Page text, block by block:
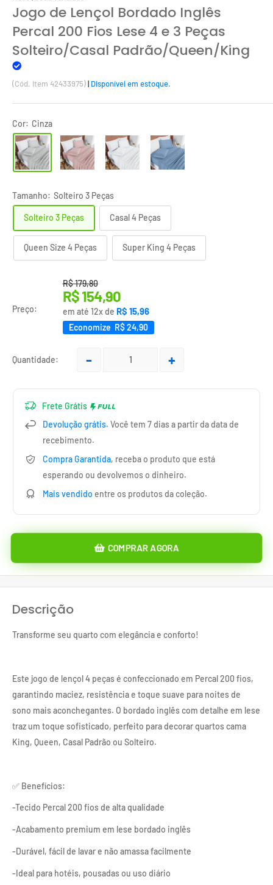
Jogo de Lençol Bordado Inglês
Percal 200 Fios Lese 4 e 3 Peças
Solteiro/Casal Padrão/Queen/King
(Cód. Item 42433975)| Disponível em estoque.
Cor: Cinza
Tamanho: Solteiro 3 Peças
Solteiro 3 Peças Casal 4 Peças
Queen Size 4 Peças Super King 4 Peças
Preço:
Translation missing: pt-
R$ 179,80
Translation
missing:
pt-
BR.product.general.sale_price
R$ 154,90
em até 12x de R$ 15,96
Economize R$ 24,90
Quantidade:
Frete Grátis
Devolução grátis. Você tem 7 dias a partir da data de
recebimento.
Compra Garantida, receba o produto que está
esperando ou devolvemos o dinheiro.
Mais vendido entre os produtos da coleção.
COMPRAR AGORA
Descrição
Transforme seu quarto com elegância e conforto!
Este jogo de lençol 4 peças é confeccionado em Percal 200 fios,
garantindo maciez, resistência e toque suave para noites de
sono mais aconchegantes. O bordado inglês com detalhe em lese
traz um toque sofisticado, perfeito para decorar quartos cama
King, Queen, Casal Padrão ou Solteiro.
✅ Benefícios:
-Tecido Percal 200 fios de alta qualidade
-Acabamento premium em lese bordado inglês
-Durável, fácil de lavar e não amassa facilmente
-Ideal para hotéis, pousadas ou uso diário